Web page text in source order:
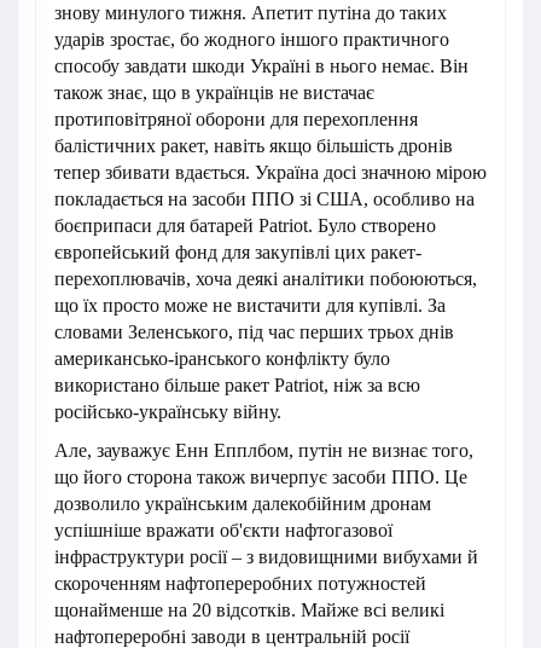
знову минулого тижня. Апетит путіна до таких
ударів зростає, бо жодного іншого практичного
способу завдати шкоди Україні в нього немає. Він
також знає, що в українців не вистачає
протиповітряної оборони для перехоплення
балістичних ракет, навіть якщо більшість дронів
тепер збивати вдається. Україна досі значною мірою
покладається на засоби ППО зі США, особливо на
боєприпаси для батарей Patriot. Було створено
європейський фонд для закупівлі цих ракет-
перехоплювачів, хоча деякі аналітики побоюються,
що їх просто може не вистачити для купівлі. За
словами Зеленського, під час перших трьох днів
американсько-іранського конфлікту було
використано більше ракет Patriot, ніж за всю
російсько-українську війну.
Але, зауважує Енн Епплбом, путін не визнає того,
що його сторона також вичерпує засоби ППО. Це
дозволило українським далекобійним дронам
успішніше вражати об'єкти нафтогазової
інфраструктури росії – з видовищними вибухами й
скороченням нафтопереробних потужностей
щонайменше на 20 відсотків. Майже всі великі
нафтопереробні заводи в центральній росії